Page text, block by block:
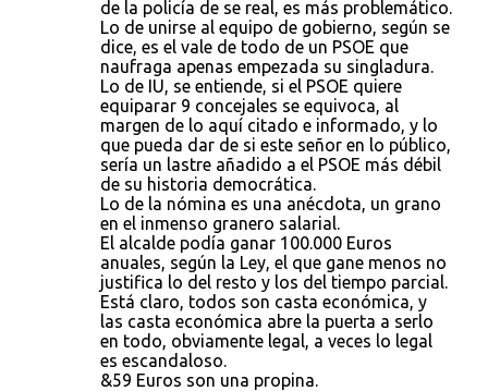
de la policía de se real, es más problemático.
Lo de unirse al equipo de gobierno, según se
dice, es el vale de todo de un PSOE que
naufraga apenas empezada su singladura.
Lo de IU, se entiende, si el PSOE quiere
equiparar 9 concejales se equivoca, al
margen de lo aquí citado e informado, y lo
que pueda dar de si este señor en lo público,
sería un lastre añadido a el PSOE más débil
de su historia democrática.
Lo de la nómina es una anécdota, un grano
en el inmenso granero salarial.
El alcalde podía ganar 100.000 Euros
anuales, según la Ley, el que gane menos no
justifica lo del resto y los del tiempo parcial.
Está claro, todos son casta económica, y
las casta económica abre la puerta a serlo
en todo, obviamente legal, a veces lo legal
es escandaloso.
&59 Euros son una propina.